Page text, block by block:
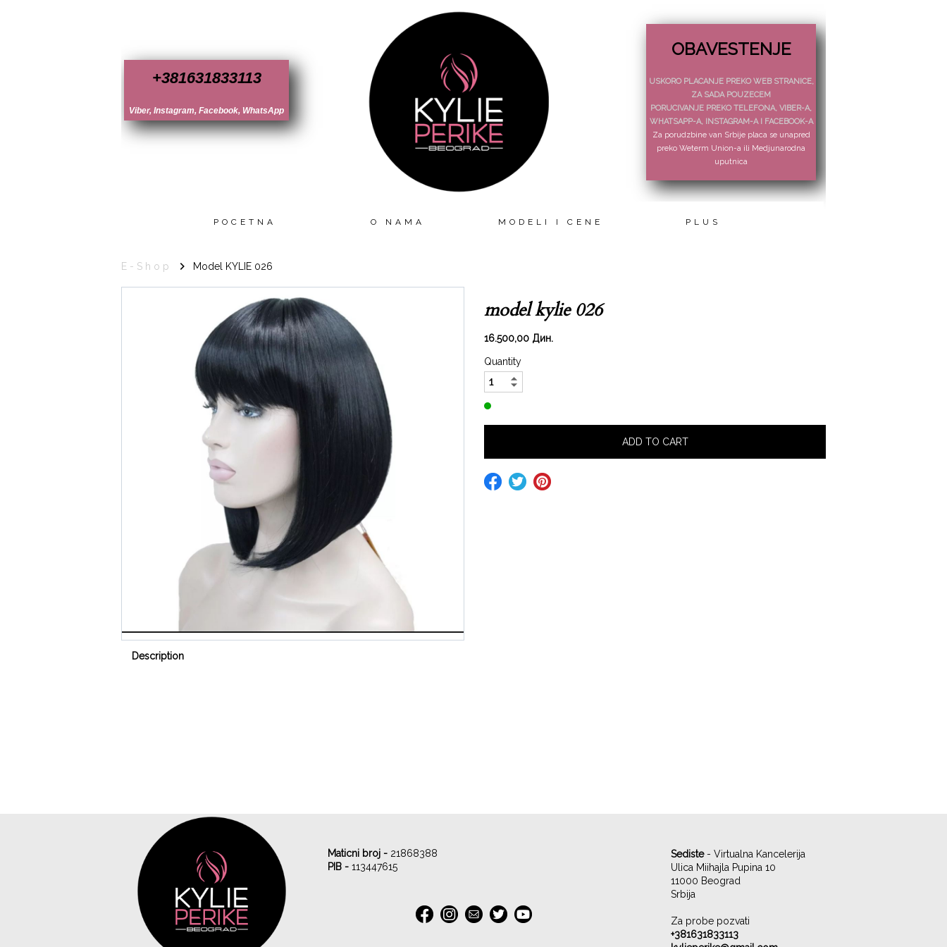
+381631833113
Viber, Instagram, Facebook, WhatsApp
OBAVESTENJE
USKORO PLACANJE PREKO WEB STRANICE,
ZA SADA POUZECEM
PORUCIVANJE PREKO TELEFONA, VIBER-A,
WHATSAPP-A, INSTAGRAM-A I FACEBOOK-A
Za porudzbine van Srbije placa se unapred
preko Weterm Union-a ili Medjunarodna
uputnica
POCETNA O NAMA MODELI I CENE PLUS
E-Shop Model KYLIE 026
model kylie 026
16.500,00 Дин.
Quantity
Description
Sediste- Virtualna Kancelerija
Ulica Miihajla Pupina 10
11000 Beograd
Srbija
Za probe pozvati
+381631833113
Maticni broj - 21868388
PIB - 113447615